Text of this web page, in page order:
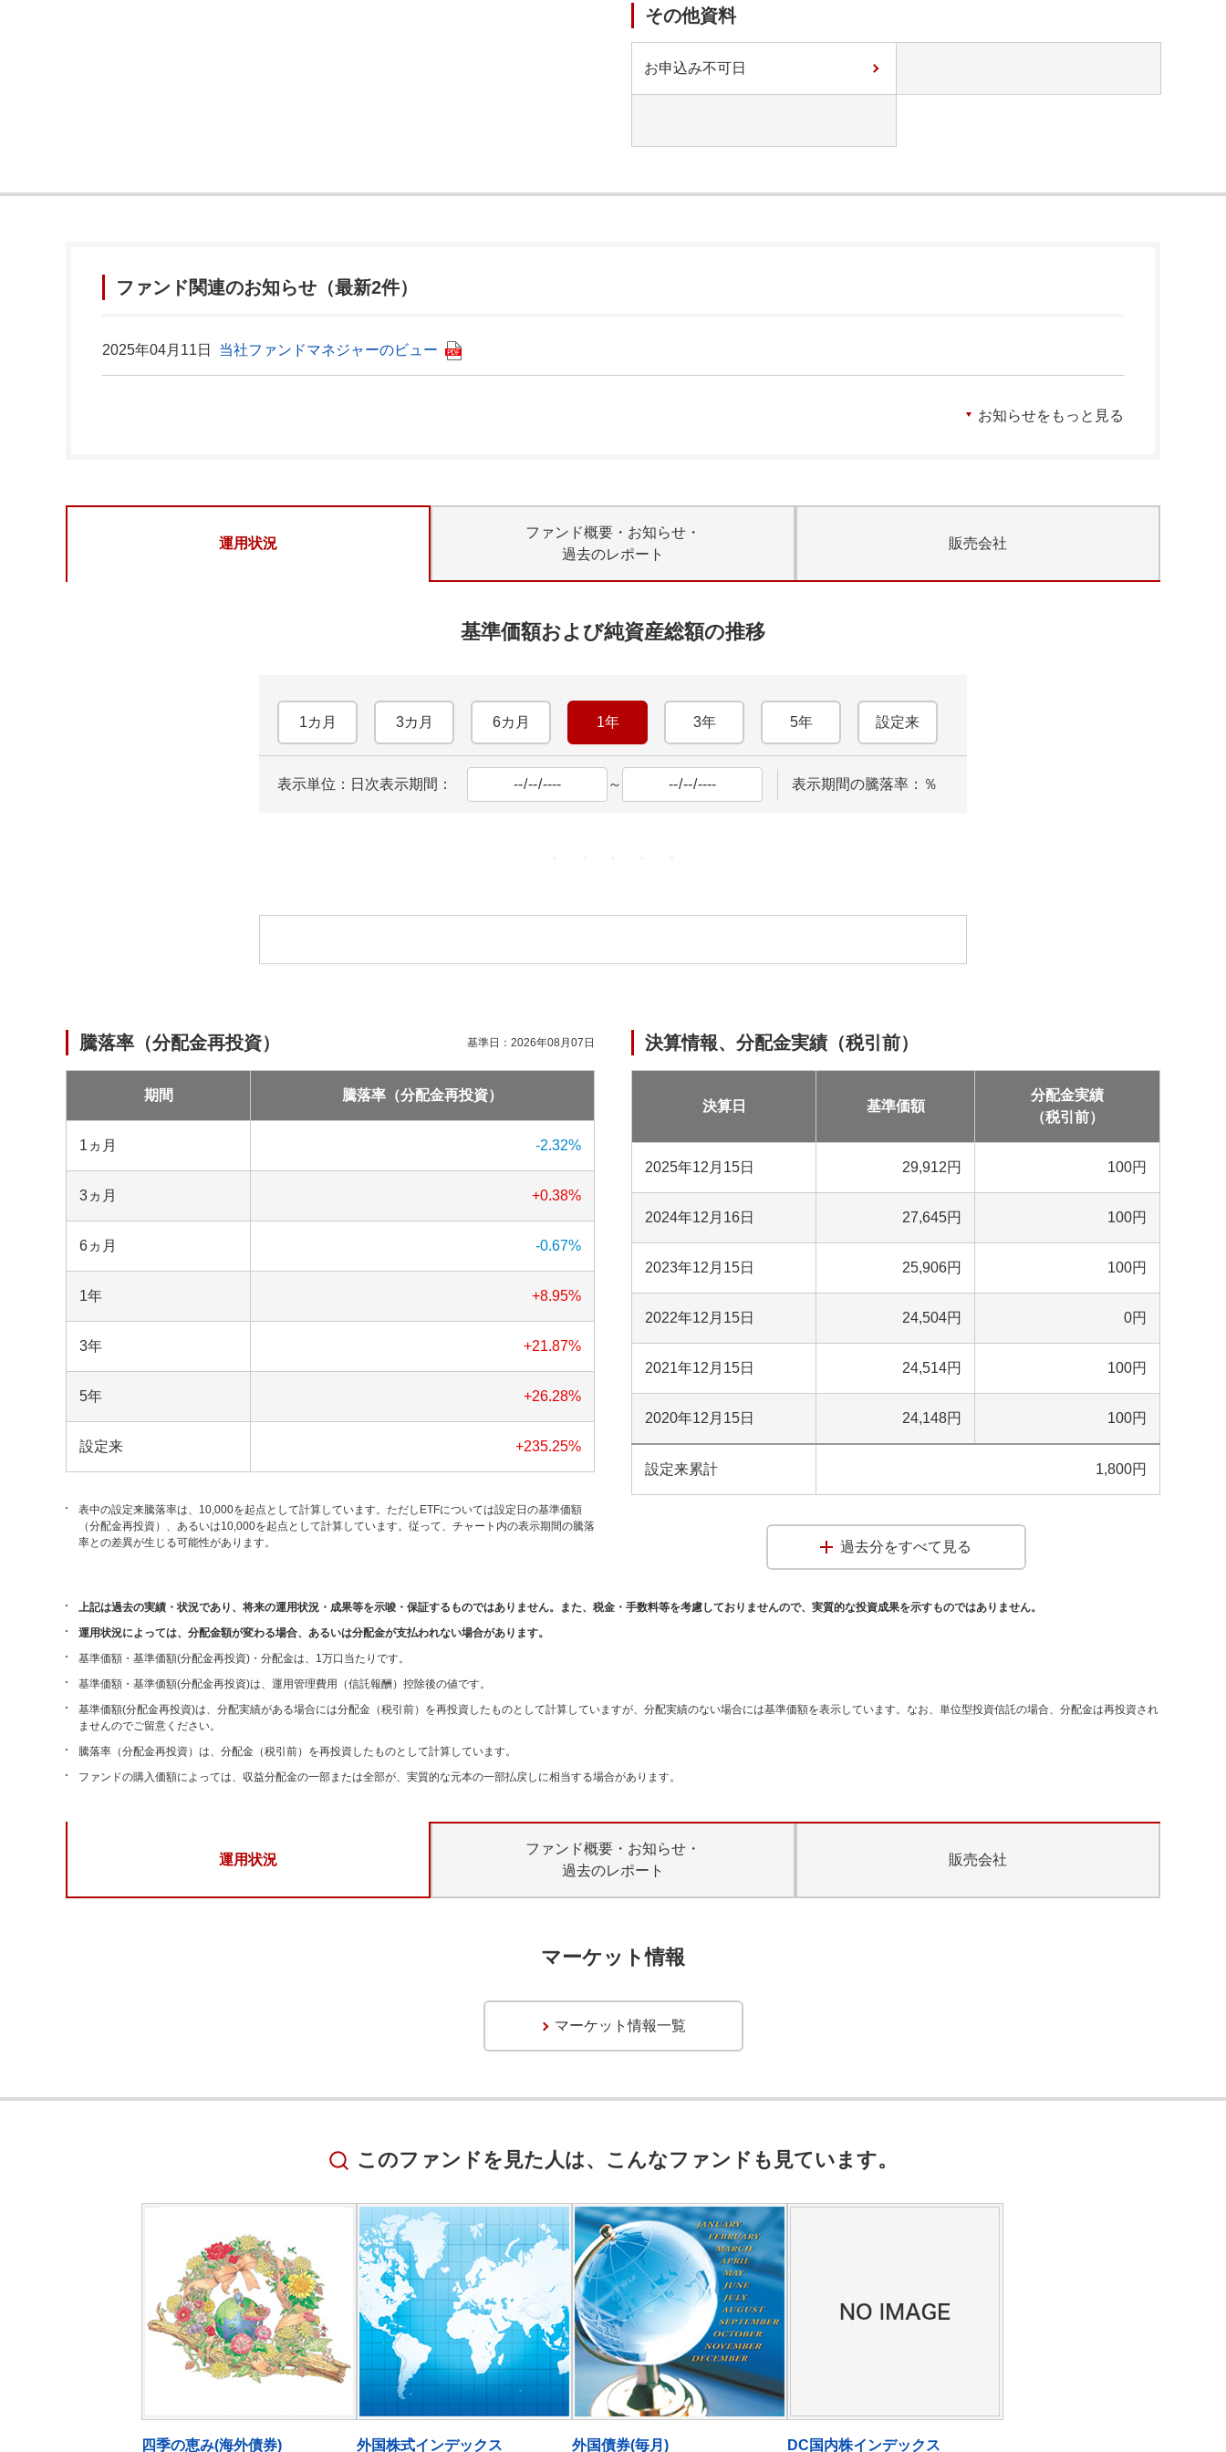
その他資料
お申込み不可日
ファンド関連のお知らせ（最新2件）
2025年04月11日 当社ファンドマネジャーのビュー
お知らせをもっと見る
運用状況
ファンド概要・お知らせ・
過去のレポート
販売会社
基準価額および純資産総額の推移
1カ月 3カ月 6カ月 1年 3年 5年 設定来
表示単位：日次表示期間： ～ 表示期間の騰落率： ％
騰落率（分配金再投資） 基準日： 2026年08月07日
期間 騰落率（分配金再投資）
1ヵ月 -2.32%
3ヵ月 +0.38%
6ヵ月 -0.67%
1年 +8.95%
3年 +21.87%
5年 +26.28%
設定来 +235.25%
表中の設定来騰落率は、10,000を起点として計算しています。ただしETFについては設定日の基準価額
（分配金再投資）、あるいは10,000を起点として計算しています。従って、チャート内の表示期間の騰落
率との差異が生じる可能性があります。
決算情報、分配金実績（税引前）
決算日 基準価額
分配金実績
（税引前）
2025年12月15日 29,912円 100円
2024年12月16日 27,645円 100円
2023年12月15日 25,906円 100円
2022年12月15日 24,504円 0円
2021年12月15日 24,514円 100円
2020年12月15日 24,148円 100円
設定来累計 1,800円
過去分をすべて見る
上記は過去の実績・状況であり、将来の運用状況・成果等を示唆・保証するものではありません。また、税金・手数料等を考慮しておりませんので、実質的な投資成果を示すものではありません。
運用状況によっては、分配金額が変わる場合、あるいは分配金が支払われない場合があります。
基準価額・基準価額(分配金再投資)・分配金は、1万口当たりです。
基準価額・基準価額(分配金再投資)は、運用管理費用（信託報酬）控除後の値です。
基準価額(分配金再投資)は、分配実績がある場合には分配金（税引前）を再投資したものとして計算していますが、分配実績のない場合には基準価額を表示しています。なお、単位型投資信託の場合、分配金は再投資され
ませんのでご留意ください。
騰落率（分配金再投資）は、分配金（税引前）を再投資したものとして計算しています。
ファンドの購入価額によっては、収益分配金の一部または全部が、実質的な元本の一部払戻しに相当する場合があります。
運用状況
ファンド概要・お知らせ・
過去のレポート
販売会社
マーケット情報
マーケット情報一覧
このファンドを見た人は、こんなファンドも見ています。
四季の恵み(海外債券) 外国株式インデックス 外国債券(毎月) DC国内株インデックス